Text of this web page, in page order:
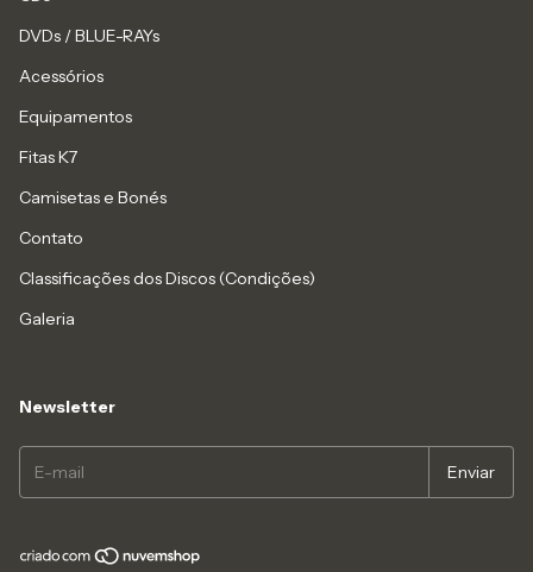
DVDs / BLUE-RAYs
Acessórios
Equipamentos
Fitas K7
Camisetas e Bonés
Contato
Classificações dos Discos (Condições)
Galeria
Newsletter